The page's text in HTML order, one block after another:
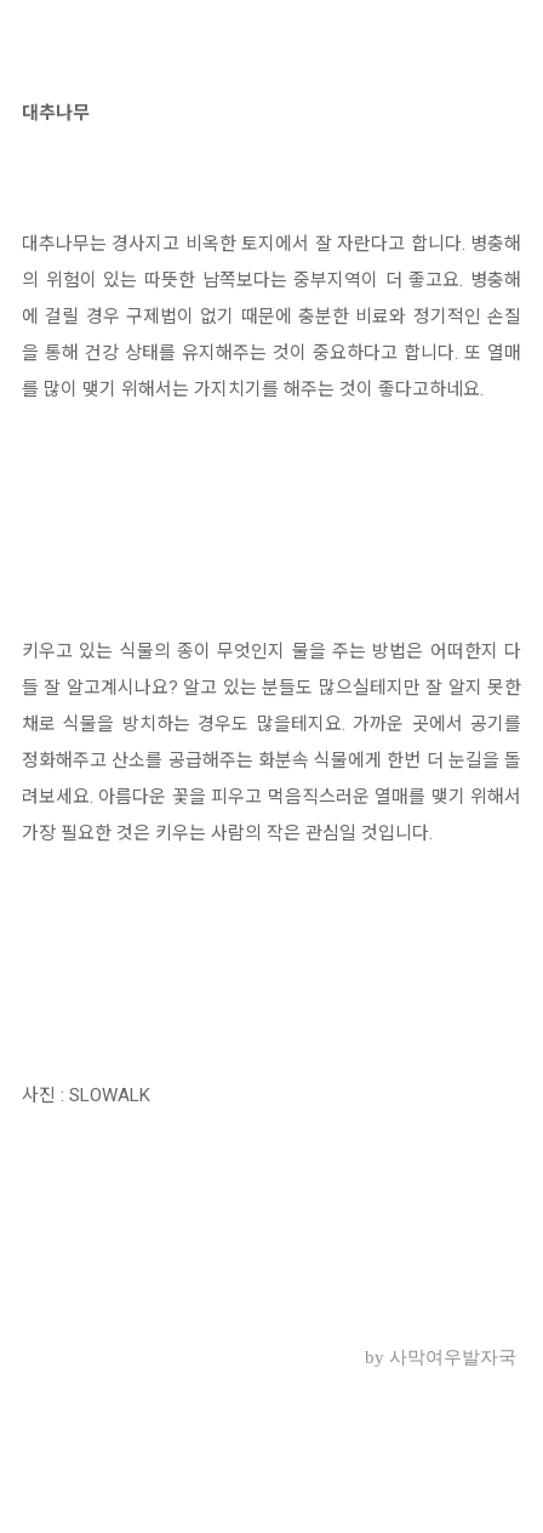
대추나무
대추나무는 경사지고 비옥한 토지에서 잘 자란다고 합니다. 병충해
의 위험이 있는 따뜻한 남쪽보다는 중부지역이 더 좋고요. 병충해
에 걸릴 경우 구제법이 없기 때문에 충분한 비료와 정기적인 손질
을 통해 건강 상태를 유지해주는 것이 중요하다고 합니다. 또 열매
를 많이 맺기 위해서는 가지치기를 해주는 것이 좋다고하네요.
키우고 있는 식물의 종이 무엇인지 물을 주는 방법은 어떠한지 다
들 잘 알고계시나요? 알고 있는 분들도 많으실테지만 잘 알지 못한
채로 식물을 방치하는 경우도 많을테지요. 가까운 곳에서 공기를
정화해주고 산소를 공급해주는 화분속 식물에게 한번 더 눈길을 돌
려보세요. 아름다운 꽃을 피우고 먹음직스러운 열매를 맺기 위해서
가장 필요한 것은 키우는 사람의 작은 관심일 것입니다.
사진 : SLOWALK
by 사막여우발자국